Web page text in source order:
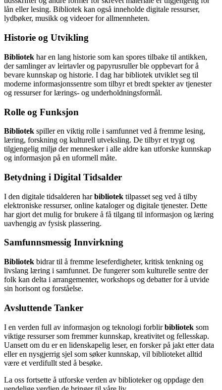
lån eller lesing. Bibliotek kan også inneholde digitale ressurser,
lydbøker, musikk og videoer for allmennheten.
Historie og Utvikling
Bibliotek har en lang historie som kan spores tilbake til antikken,
der samlinger av leirtavler og papyrusruller ble oppbevart for å
bevare kunnskap og historie. I dag har bibliotek utviklet seg til
moderne informasjonssentre som tilbyr et bredt spekter av tjenester
og ressurser for lærings- og underholdningsformål.
Rolle og Funksjon
Bibliotek spiller en viktig rolle i samfunnet ved å fremme lesing,
læring, forskning og kulturell utveksling. De tilbyr et trygt og
tilgjengelig miljø der mennesker i alle aldre kan utforske kunnskap
og informasjon på en uformell måte.
Betydning i Digital Tidsalder
I den digitale tidsalderen harbibliotek tilpasset seg ved å tilby
elektroniske ressurser, online kataloger og digitale tjenester. Dette
har gjort det mulig for brukere å få tilgang til informasjon og læring
uavhengig av fysisk plassering.
Samfunnsmessig Innvirkning
Bibliotek bidrar til å fremme leseferdigheter, kritisk tenkning og
livslang læring i samfunnet. De fungerer som kulturelle sentre der
folk kan delta i arrangementer, workshops og debatter for å utvide
sin horisont og forståelse.
Avsluttende Tanker
I en verden full av informasjon og teknologi forblirbibliotek som
viktige ressurser som fremmer kunnskap, kreativitet og fellesskap.
Uansett om du er en lidenskapelig leser, en forsker på jakt etter data
eller en nysgjerrig sjel som søker kunnskap, vil biblioteket alltid
være et verdifullt sted å besøke.
La oss fortsette å utforske verden av biblioteker og oppdage den